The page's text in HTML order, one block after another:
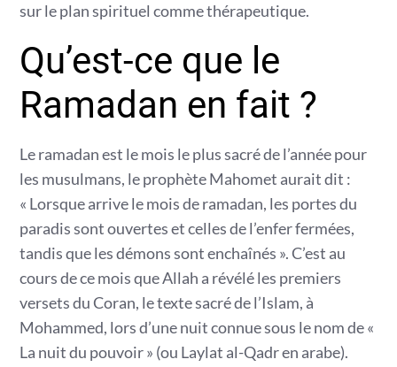
sur le plan spirituel comme thérapeutique.
Qu’est-ce que le
Ramadan en fait ?
Le ramadan est le mois le plus sacré de l’année pour
les musulmans, le prophète Mahomet aurait dit :
« Lorsque arrive le mois de ramadan, les portes du
paradis sont ouvertes et celles de l’enfer fermées,
tandis que les démons sont enchaînés ». C’est au
cours de ce mois que Allah a révélé les premiers
versets du Coran, le texte sacré de l’Islam, à
Mohammed, lors d’une nuit connue sous le nom de «
La nuit du pouvoir » (ou Laylat al-Qadr en arabe).